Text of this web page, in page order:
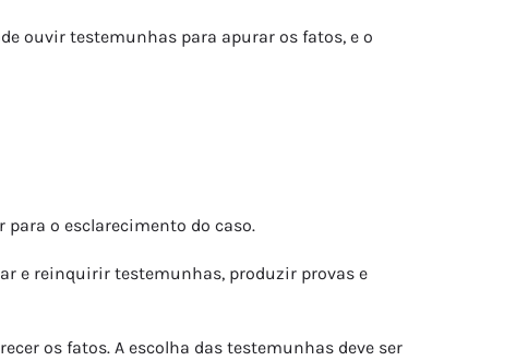
ouvir testemunhas para apurar os fatos, e o
o esclarecimento do caso.
e reinquirir testemunhas, produzir provas e
os fatos. A escolha das testemunhas deve ser